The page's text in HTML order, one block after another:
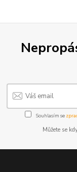
Souhlasím se
Můžete se